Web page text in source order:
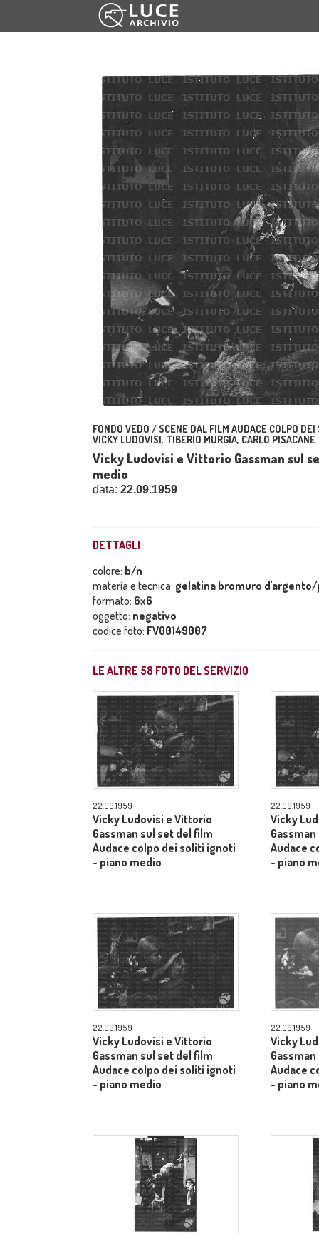
FONDO VEDO / SCENE DAL FILM AUDACE COLPO
VICKY LUDOVISI, TIBERIO MURGIA, CARLO PISACANE
Vicky Ludovisi e Vittorio Gassman sul
medio
data: 22.09.1959
DETTAGLI
colore: b/n
materia e tecnica: gelatina bromuro
formato: 6x6
oggetto: negativo
codice foto: FV00149007
LE ALTRE 58 FOTO DEL SERVIZIO
22.09.1959
Vicky Ludovisi e Vittorio
Gassman sul set del film
Audace colpo dei soliti ignoti
- piano medio
22.09.1959
Vicky
Audace
- piano
22.09.1959
Vicky Ludovisi e Vittorio
Gassman sul set del film
Audace colpo dei soliti ignoti
- piano medio
22.09.1959
Vicky
Audace
- piano